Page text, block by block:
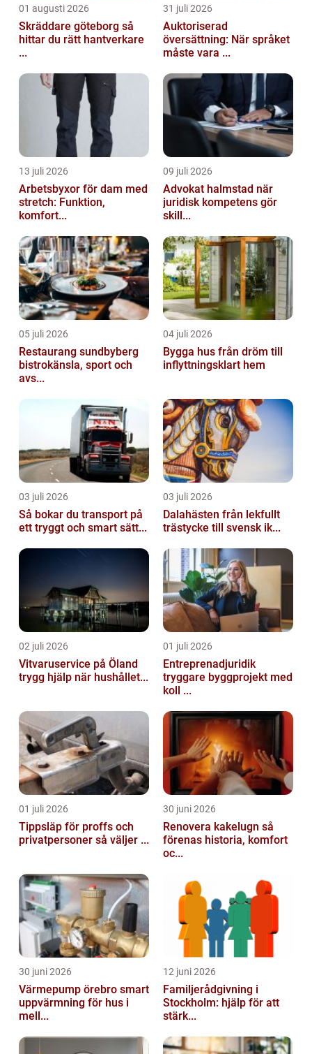
01 augusti 2026
Skräddare göteborg så
hittar du rätt hantverkare
...
31 juli 2026
Auktoriserad
översättning: När språket
måste vara ...
13 juli 2026
Arbetsbyxor för dam med
stretch: Funktion,
komfort...
09 juli 2026
Advokat halmstad när
juridisk kompetens gör
skill...
05 juli 2026
Restaurang sundbyberg
bistrokänsla, sport och
avs...
04 juli 2026
Bygga hus från dröm till
inflyttningsklart hem
03 juli 2026
Så bokar du transport på
ett tryggt och smart sätt...
03 juli 2026
Dalahästen från lekfullt
trästycke till svensk ik...
02 juli 2026
Vitvaruservice på Öland
trygg hjälp när hushållet...
01 juli 2026
Entreprenadjuridik
tryggare byggprojekt med
koll ...
01 juli 2026
Tippsläp för proffs och
privatpersoner så väljer ...
30 juni 2026
Renovera kakelugn så
förenas historia, komfort
oc...
30 juni 2026
Värmepump örebro smart
uppvärmning för hus i
mell...
12 juni 2026
Familjerådgivning i
Stockholm: hjälp för att
stärk...